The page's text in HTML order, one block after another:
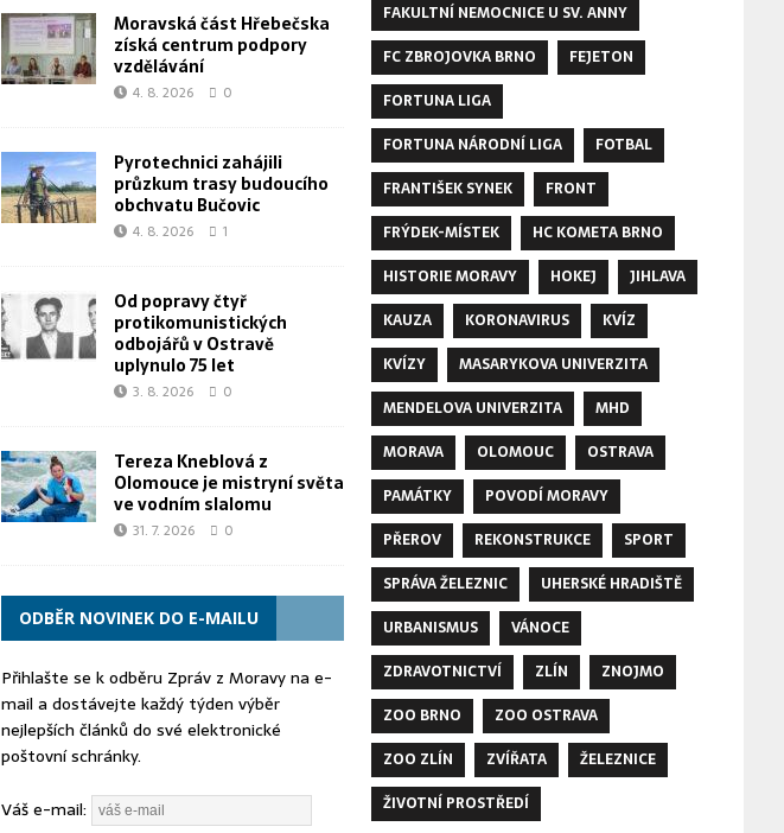
Moravská část Hřebečska
získá centrum podpory
vzdělávání
4. 8. 2026 0
Pyrotechnici zahájili
průzkum trasy budoucího
obchvatu Bučovic
4. 8. 2026 1
Od popravy čtyř
protikomunistických
odbojářů v Ostravě
uplynulo 75 let
3. 8. 2026 0
Tereza Kneblová z
Olomouce je mistryní světa
ve vodním slalomu
31. 7. 2026 0
ODBĚR NOVINEK DO E-MAILU
Přihlašte se k odběru Zpráv z Moravy na e-
mail a dostávejte každý týden výběr
nejlepších článků do své elektronické
poštovní schránky.
Váš e-mail:
FAKULTNÍ NEMOCNICE U SV. ANNY
FC ZBROJOVKA BRNO
FEJETON
FORTUNA LIGA
FORTUNA NÁRODNÍ LIGA
FOTBAL
FRANTIŠEK SYNEK
FRONT
FRÝDEK-MÍSTEK
HC KOMETA BRNO
HISTORIE MORAVY
HOKEJ
JIHLAVA
KAUZA
KORONAVIRUS
KVÍZ
KVÍZY
MASARYKOVA UNIVERZITA
MENDELOVA UNIVERZITA
MHD
MORAVA
OLOMOUC
OSTRAVA
PAMÁTKY
POVODÍ MORAVY
PŘEROV
REKONSTRUKCE
SPORT
SPRÁVA ŽELEZNIC
UHERSKÉ HRADIŠTĚ
URBANISMUS
VÁNOCE
ZDRAVOTNICTVÍ
ZLÍN
ZNOJMO
ZOO BRNO
ZOO OSTRAVA
ZOO ZLÍN
ZVÍŘATA
ŽELEZNICE
ŽIVOTNÍ PROSTŘEDÍ